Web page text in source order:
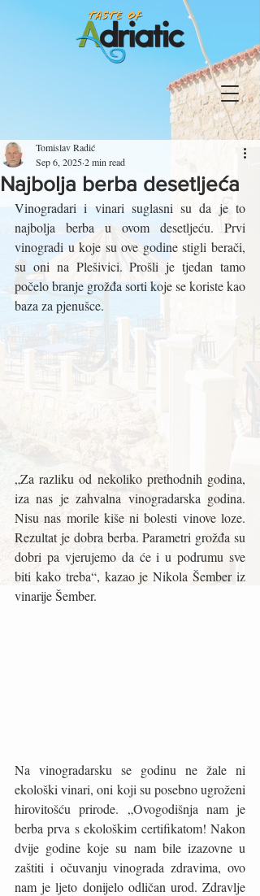
Najbolja berba desetljeća
Tomislav Radić
Sep 6, 20252 min read
Vinogradari i vinari suglasni su da je to
najbolja berba u ovom desetljeću. Prvi
vinogradi u koje su ove godine stigli berači,
su oni na Plešivici. Prošli je tjedan tamo
počelo branje grožđa sorti koje se koriste kao
baza za pjenušce.
„Za razliku od nekoliko prethodnih godina,
iza nas je zahvalna vinogradarska godina.
Nisu nas morile kiše ni bolesti vinove loze.
Rezultat je dobra berba. Parametri grožđa su
dobri pa vjerujemo da će i u podrumu sve
biti kako treba“, kazao je Nikola Šember iz
vinarije Šember.
Na vinogradarsku se godinu ne žale ni
ekološki vinari, oni koji su posebno ugroženi
hirovitošću prirode. „Ovogodišnja nam je
berba prva s ekološkim certifikatom! Nakon
dvije godine koje su nam bile izazovne u
zaštiti i očuvanju vinograda zdravima, ovo
nam je ljeto donijelo odličan urod. Zdravlje